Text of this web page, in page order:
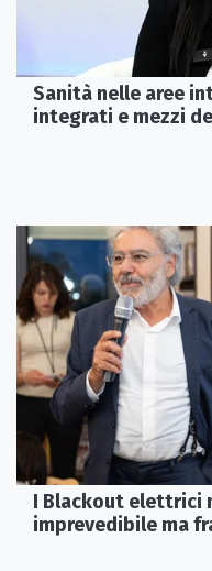
Sanità nelle aree
integrati e mezzi
I Blackout elettrici
imprevedibile ma